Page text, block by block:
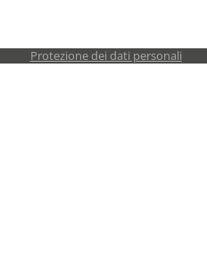
Protezione dei dati personali